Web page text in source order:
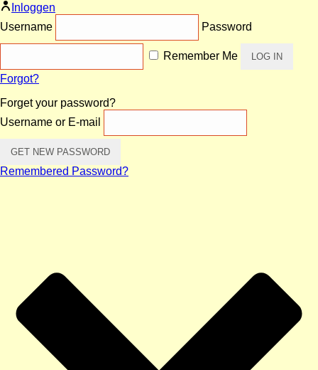
Inloggen
Username
Password
Remember Me
Forgot?
Forget your password?
Username or E-mail
Remembered Password?